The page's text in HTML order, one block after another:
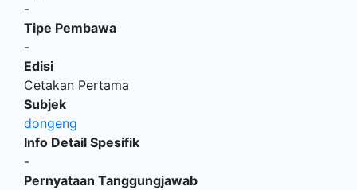
-
Tipe Pembawa
-
Edisi
Cetakan Pertama
Subjek
dongeng
Info Detail Spesifik
-
Pernyataan Tanggungjawab